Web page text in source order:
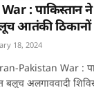
: पाकिस्तान
आतंकी ठिकानों
18, 2024
Iran-Pakistan War :
अलगाववादी